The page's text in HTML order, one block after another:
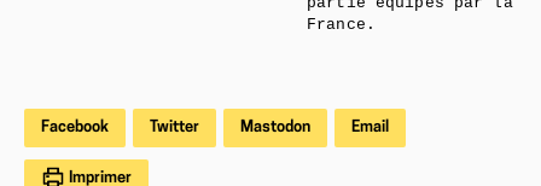
France.
Facebook Twitter Mastodon Email
Imprimer